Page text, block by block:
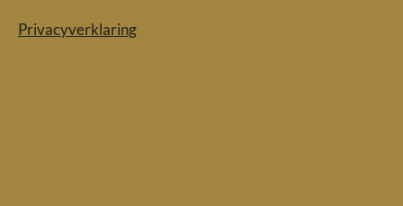
Privacyverklaring